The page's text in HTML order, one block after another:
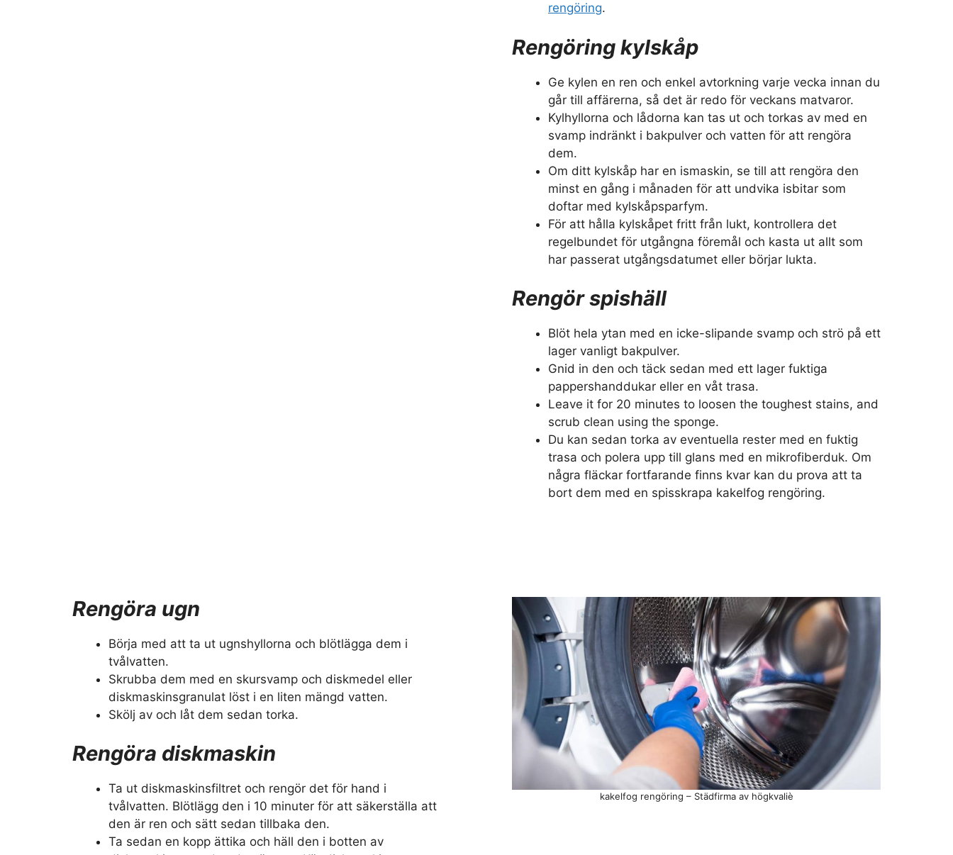
rengöring.
Rengöring kylskåp
Ge kylen en ren och enkel avtorkning varje vecka innan du
går till affärerna, så det är redo för veckans matvaror.
Kylhyllorna och lådorna kan tas ut och torkas av med en
svamp indränkt i bakpulver och vatten för att rengöra
dem.
Om ditt kylskåp har en ismaskin, se till att rengöra den
minst en gång i månaden för att undvika isbitar som
doftar med kylskåpsparfym.
För att hålla kylskåpet fritt från lukt, kontrollera det
regelbundet för utgångna föremål och kasta ut allt som
har passerat utgångsdatumet eller börjar lukta.
Rengör spishäll
Blöt hela ytan med en icke-slipande svamp och strö på ett
lager vanligt bakpulver.
Gnid in den och täck sedan med ett lager fuktiga
pappershanddukar eller en våt trasa.
Leave it for 20 minutes to loosen the toughest stains, and
scrub clean using the sponge.
Du kan sedan torka av eventuella rester med en fuktig
trasa och polera upp till glans med en mikrofiberduk. Om
några fläckar fortfarande finns kvar kan du prova att ta
bort dem med en spisskrapa kakelfog rengöring.
Rengöra ugn
Börja med att ta ut ugnshyllorna och blötlägga dem i
tvålvatten.
Skrubba dem med en skursvamp och diskmedel eller
diskmaskinsgranulat löst i en liten mängd vatten.
Skölj av och låt dem sedan torka.
Rengöra diskmaskin
Ta ut diskmaskinsfiltret och rengör det för hand i
tvålvatten. Blötlägg den i 10 minuter för att säkerställa att
den är ren och sätt sedan tillbaka den.
Ta sedan en kopp ättika och häll den i botten av
kakelfog rengöring – Städfirma av högkvaliè